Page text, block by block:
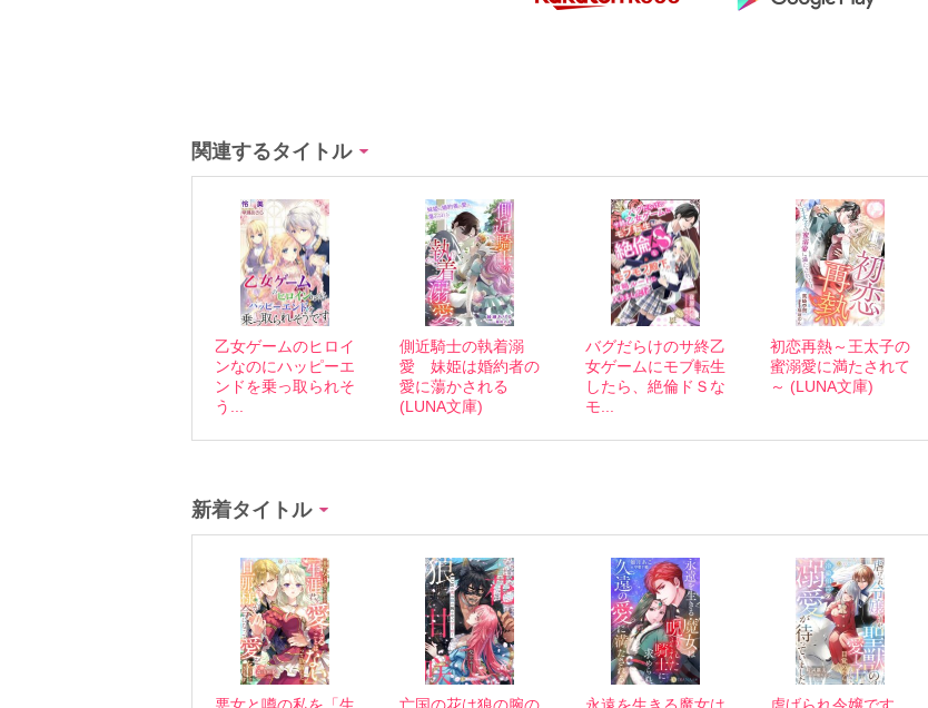
関連するタイトル
乙女ゲームのヒロイ
ンなのにハッピーエ
ンドを乗っ取られそ
う...
側近騎士の執着溺
愛 妹姫は婚約者の
愛に蕩かされる
(LUNA文庫)
バグだらけのサ終乙
女ゲームにモブ転生
したら、絶倫ドＳな
モ...
初恋再熱～王太子の
蜜溺愛に満たされて
～ (LUNA文庫)
新着タイトル